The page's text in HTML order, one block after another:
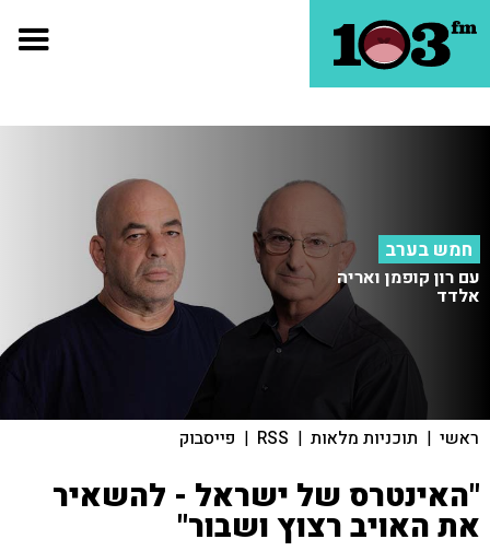
חמש בערב
עם רון קופמן ואריה
אלדד
ראשי | תוכניות מלאות |
RSS
| פייסבוק
"האינטרס של ישראל - להשאיר
את האויב רצוץ ושבור"